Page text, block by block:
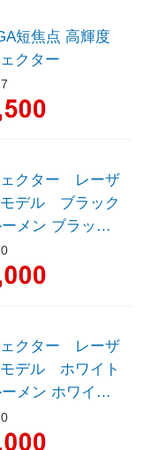
短焦点 高輝度
クター
ェクター レーザ
デル ブラック
ラック
ェクター レーザ
デル ホワイト
ワイト